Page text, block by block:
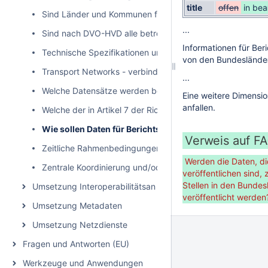
Sind Länder und Kommunen für alle thematischen
Sind nach DVO-HVD alle betroffenen Datensätze
Technische Spezifikationen und/oder Standards für APIs
Transport Networks - verbindlichere Vorgaben zur
Welche Datensätze werden bei „Umweltbereich |
Welche der in Artikel 7 der Richtlinie 2003/4/EG
Wie sollen Daten für Berichtspflichten durch die
Zeitliche Rahmenbedingungen seitens des Bundes
Zentrale Koordinierung und/oder zentrale technische
Umsetzung Interoperabilitätsanforderungen
Umsetzung Metadaten
Umsetzung Netzdienste
Fragen und Antworten (EU)
Werkzeuge und Anwendungen
title
offen in
...
Informationen für
von den
...
Eine weitere
anfallen.
Verweis auf
Werden die Daten,
veröffentlichen sind,
Stellen in den
veröffentlicht